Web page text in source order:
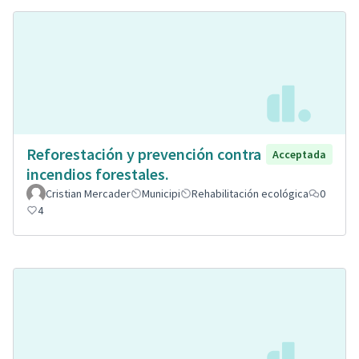
Reforestación y prevención contra
incendios forestales.
Acceptada
Cristian Mercader Municipi Rehabilitación ecológica
0
4